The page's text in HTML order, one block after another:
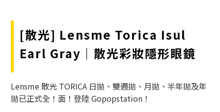
[散光] Lensme Torica Isul
Earl Gray｜散光彩妝隱形眼鏡
Lensme 散光 TORICA 日拋、雙週拋、月拋、半年拋及年
拋已正式全！面！登陸 Gopopstation！